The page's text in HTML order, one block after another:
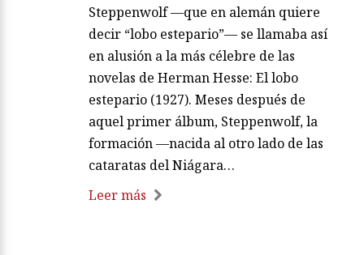
Steppenwolf —que en alemán quiere
decir “lobo estepario”— se llamaba así
en alusión a la más célebre de las
novelas de Herman Hesse: El lobo
estepario (1927). Meses después de
aquel primer álbum, Steppenwolf, la
formación —nacida al otro lado de las
cataratas del Niágara…
Leer más